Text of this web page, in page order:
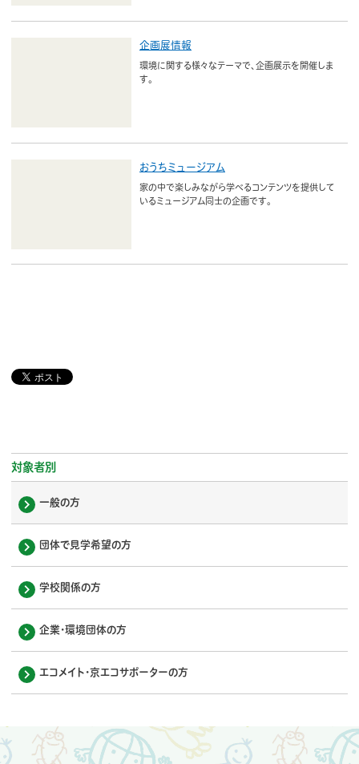
企画展情報
環境に関する様々なテーマで、企画展示を開催しま
す。
おうちミュージアム
家の中で楽しみながら学べるコンテンツを提供して
いるミュージアム同士の企画です。
対象者別
一般の方
団体で見学希望の方
学校関係の方
企業・環境団体の方
エコメイト・京エコサポーターの方